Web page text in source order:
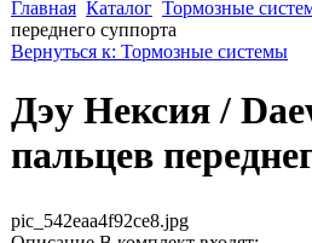
Главная Каталог Тормозные
переднего суппорта
Вернуться к: Тормозные системы
Дэу Нексия /
пальцев
pic_542eaa4f92ce8.jpg